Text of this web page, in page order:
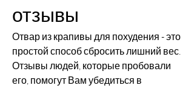
отзывы
Отвар из крапивы для похудения - это
простой способ сбросить лишний вес.
Отзывы людей, которые пробовали
его, помогут Вам убедиться в